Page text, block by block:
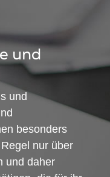
und
und
besonders
nur über
und daher